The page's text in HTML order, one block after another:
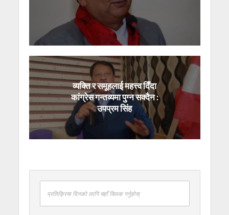
व्यक्ति र समूहलाई महत्त्व दिँदा
कांग्रेस गन्तव्यमा पुग्न सक्दैन :
उपप्रम सिंह
प्रतिक्रिया दिनको लागि यहाँ क्लिक गर्नुहोस्